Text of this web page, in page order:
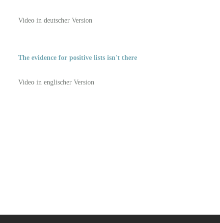
Video in deutscher Version
The evidence for positive lists isn't there
Video in englischer Version